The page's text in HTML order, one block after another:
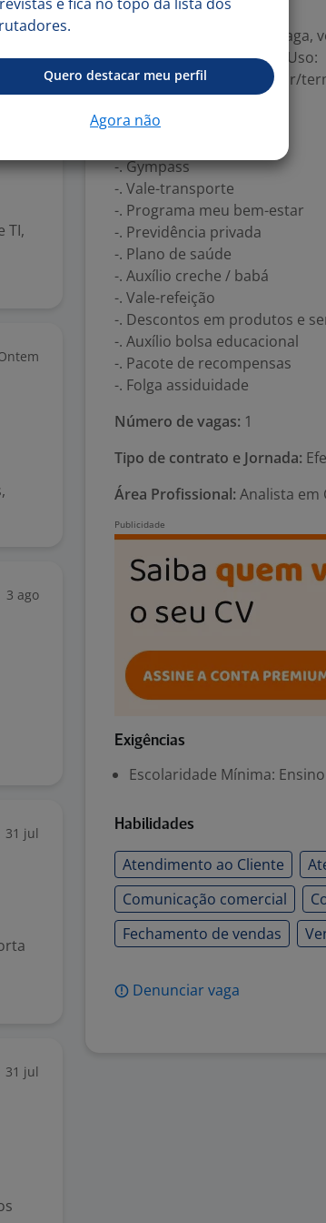
TI,
3 ago
31 jul
31 jul
nos.aspx
Ao se candidatar a esta
Privacidade e Termos de Uso:
https://eunobanco.com.br/
Benefícios:
-. Plano odontológico
-. Gympass
-. Vale-transporte
-. Programa meu bem-estar
-. Previdência privada
-. Plano de saúde
-. Auxílio creche / babá
-. Vale-refeição
-. Descontos em produtos e
-. Auxílio bolsa educacional
-. Pacote de recompensas
-. Folga assiduidade
Número de vagas: 1
Tipo de contrato e Jornada:
Área Profissional: Analista em
Exigências
Escolaridade Mínima:
Habilidades
Atendimento ao Cliente
Comunicação comercial
Fechamento de vendas
Denunciar vaga
Quero destacar meu perfil
Agora não